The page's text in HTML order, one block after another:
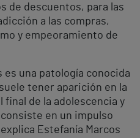
de descuentos, para las
a las compras,
y empeoramiento de
es una patología conocida
tener aparición en la
de la adolescencia y
en un impulso
Estefanía Marcos